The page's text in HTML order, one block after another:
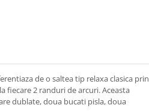
de o saltea tip relaxa clasica prin
fiecare 2 randuri de arcuri. Aceasta
dublate, doua bucati pisla, doua